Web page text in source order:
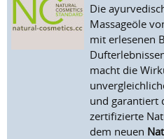
Die
Massageöle
mit erlesenen
macht die
und garantiert
zertifizierte
dem neuen